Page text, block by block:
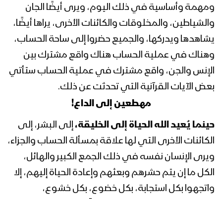
المحاضرة الرمضانية الحادية عشر للسيد
عبدالملك بدر الدين الحوثي 11 رمضان
1443هـ
المحاضرة الرمضانية العاشرة للسيد
عبدالملك بدرالدين الحوثي 10 رمضان
1443هـ
المحاضرة الرمضانية التاسعة للسيد
عبدالملك بدرالدين الحوثي 9 رمضان
المحاضرة الرمضانية الثامنة للسيد
عبدالملك بدرالدين الحوثي 8 رمضان
1443هـ
ومهمة وأساسية في ذلك اليوم، ويرى أيضًا الجان
والشياطين، والمخلوقات والكائنات الأخرى، يراها أيضًا،
يشاهدها ويدركها، والجميع حضروا إلى ساحة الحساب،
وهناك في عملية الحساب هناك واقع مشترك بين
الإنس والجن، واقع مشترك في عملية الحساب ستأتي
بعض الآيات القرآنية التي تحدثت عن ذلك.
مهطعين إلى الداع!
حينما يُعيد الله الحياة إلى الخليقة، إلى البشر، إلى
الكائنات الأخرى التي لها علاقة بمسألة الحساب والجزاء،
ويرى الإنسان نفسه في ذلك الجمع الكبير والهائل،
الكل ما إن يتم حشرهم وبعثهم وإعادة الحياة إليهم، إلا
واتجهوا بكل استجابة، بكل خضوع، بكل خشوع،